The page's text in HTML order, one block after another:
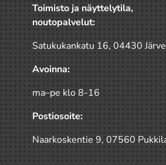
Toimisto ja näyttelytila,
noutopalvelut:
Satukukankatu 16, 04430
Avoinna:
ma–pe klo 8-16
Postiosoite:
Naarkoskentie 9, 07560